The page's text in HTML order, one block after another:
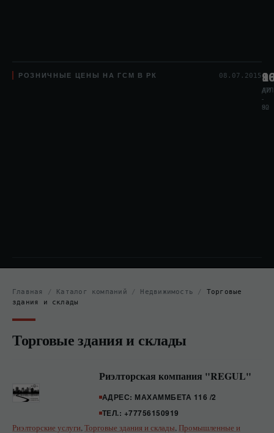
РОЗНИЧНЫЕ ЦЕНЫ НА ГСМ В РК 08.07.2015
АИ
-
80
АИ
-
92
ДТЛ
Главная / Каталог компаний / Недвижимость / Торговые
здания и склады
Торговые здания и склады
Риэлторская компания "REGUL"
АДРЕС: МАХАММБЕТА 116 /2
ТЕЛ.: +77756150919
Риэлторские услуги,Торговые здания и склады, Промышленные и